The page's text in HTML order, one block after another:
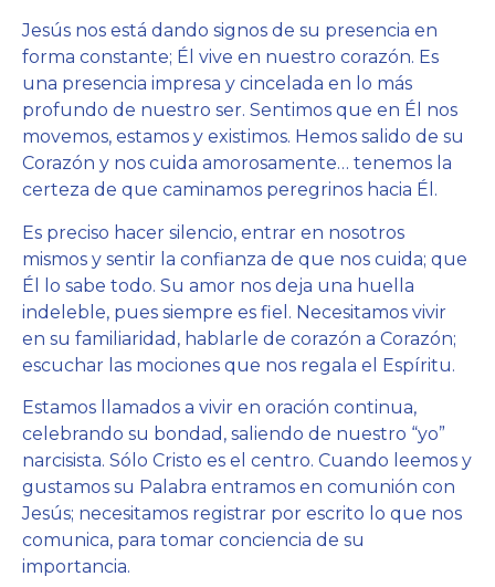
Jesús nos está dando signos de su presencia en
forma constante; Él vive en nuestro corazón. Es
una presencia impresa y cincelada en lo más
profundo de nuestro ser. Sentimos que en Él nos
movemos, estamos y existimos. Hemos salido de su
Corazón y nos cuida amorosamente… tenemos la
certeza de que caminamos peregrinos hacia Él.
Es preciso hacer silencio, entrar en nosotros
mismos y sentir la confianza de que nos cuida; que
Él lo sabe todo. Su amor nos deja una huella
indeleble, pues siempre es fiel. Necesitamos vivir
en su familiaridad, hablarle de corazón a Corazón;
escuchar las mociones que nos regala el Espíritu.
Estamos llamados a vivir en oración continua,
celebrando su bondad, saliendo de nuestro “yo”
narcisista. Sólo Cristo es el centro. Cuando leemos y
gustamos su Palabra entramos en comunión con
Jesús; necesitamos registrar por escrito lo que nos
comunica, para tomar conciencia de su
importancia.